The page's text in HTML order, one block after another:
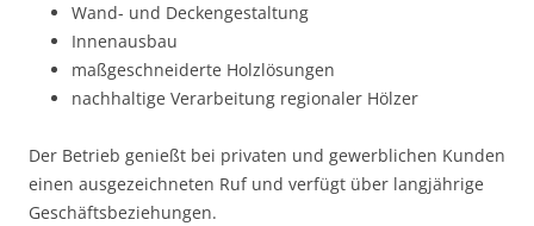
Wand- und Deckengestaltung
Innenausbau
maßgeschneiderte Holzlösungen
nachhaltige Verarbeitung regionaler Hölzer
Der Betrieb genießt bei privaten und gewerblichen Kunden
einen ausgezeichneten Ruf und verfügt über langjährige
Geschäftsbeziehungen.